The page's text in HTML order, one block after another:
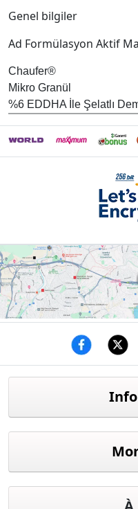
Genel bilgiler
Ad Formülasyon Aktif
Chaufer®
Mikro Granül
%6 EDDHA İle Şelatlı